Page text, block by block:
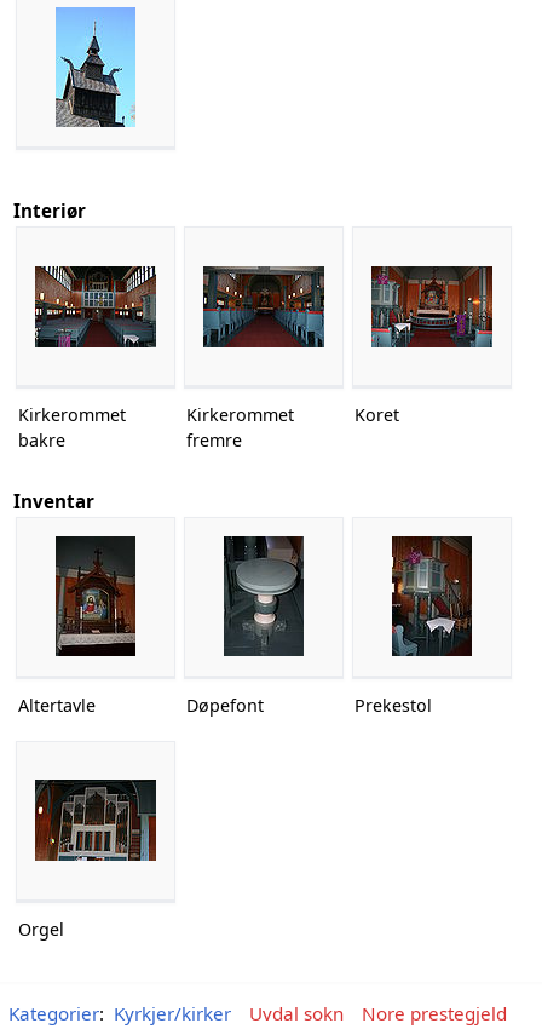
Interiør
Kirkerommet
bakre
Kirkerommet
fremre
Koret
Inventar
Altertavle Døpefont Prekestol
Orgel
Kategorier: Kyrkjer/kirker Uvdal sokn Nore prestegjeld